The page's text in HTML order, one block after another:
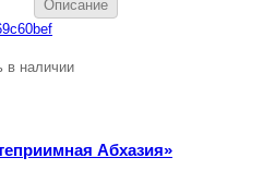
Описание
в наличии
Абхазия»